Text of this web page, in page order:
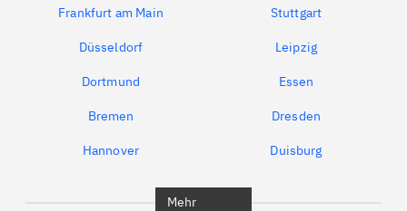
Frankfurt am Main Stuttgart
Düsseldorf Leipzig
Dortmund Essen
Bremen Dresden
Hannover Duisburg
Mehr